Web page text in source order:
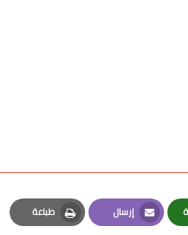
إرسال
Email
طباعة
Print